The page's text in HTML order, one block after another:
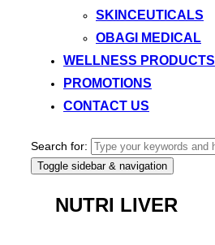
SKINCEUTICALS
OBAGI MEDICAL
WELLNESS PRODUCTS
PROMOTIONS
CONTACT US
Search for:
Toggle sidebar & navigation
NUTRI LIVER